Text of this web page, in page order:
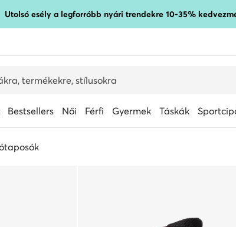
Utolsó esély a legforróbb nyári trendekre 10-35%
Bestsellers Női Férfi Gyermek Táskák